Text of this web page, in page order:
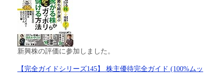
新興株の評価に参加しました。
【完全ガイドシリーズ145】 株主優待完全ガイド (100%ムッ